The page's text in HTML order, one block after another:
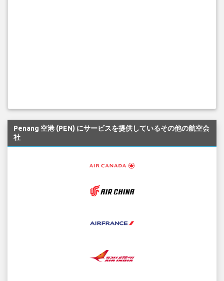
Penang 空港 (PEN) にサービスを提供しているその他の航空会
社